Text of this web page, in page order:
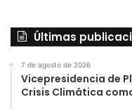
Últimas
7 de agosto de 2026
Vicepresidencia de
Crisis Climática